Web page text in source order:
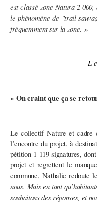
est classé zone Natura 2
le phénomène de "trail
fréquemment sur la zone. »
« On craint que ça se
Le collectif Nature et cadre
l’encontre du projet, à
pétition 1 119 signatures,
projet et regrettent le
commune, Nathalie redoute
nous. Mais en tant
souhaitons des réponses, et